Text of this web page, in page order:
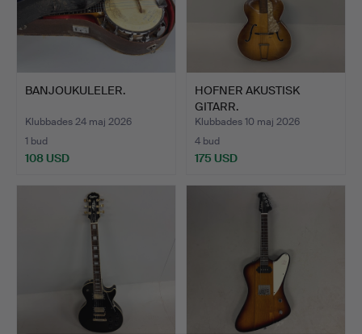
BANJOUKULELER.
Klubbades 24 maj 2026
1 bud
108 USD
HOFNER AKUSTISK
GITARR.
Klubbades 10 maj 2026
4 bud
175 USD